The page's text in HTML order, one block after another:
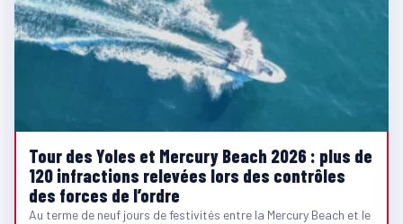
Tour des Yoles et Mercury Beach 2026 : plus de
120 infractions relevées lors des contrôles
des forces de l’ordre
Au terme de neuf jours de festivités entre la Mercury Beach et le